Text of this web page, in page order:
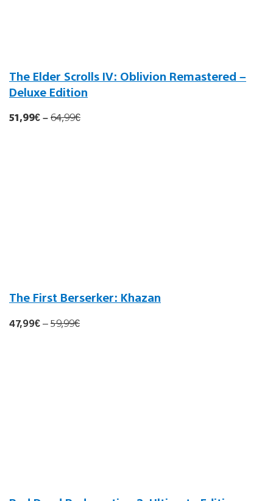
The Elder Scrolls IV: Oblivion Remastered –
Deluxe Edition
51,99€–64,99€
The First Berserker: Khazan
47,99€–59,99€